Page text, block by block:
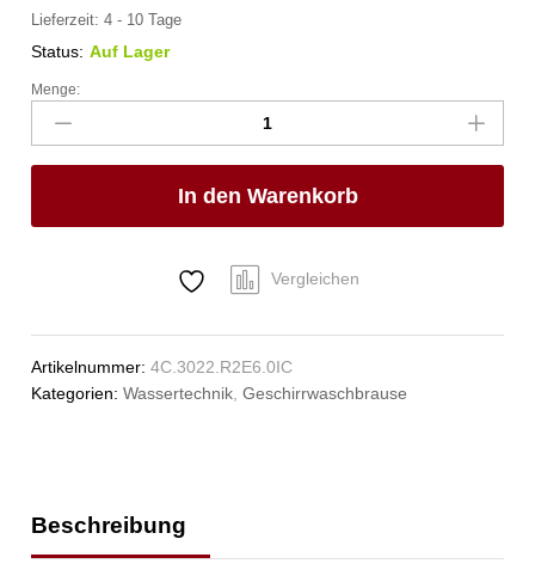
Lieferzeit:4 - 10 Tage
Status: Auf Lager
xaria
Mehrzweck-
Reinigungsset
1/2"
Menge:
In den Warenkorb
Vergleichen
Artikelnummer:4C.3022.R2E6.0IC
Kategorien:Wassertechnik,Geschirrwaschbrause
Beschreibung